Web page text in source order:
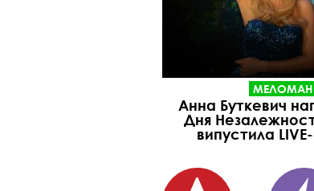
МЕЛОМАН
Анна Буткевич
Дня
випустила